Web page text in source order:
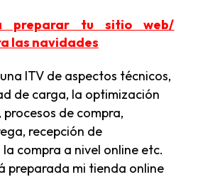
preparar tu sitio web/
las navidades
ITV de aspectos técnicos,
de carga, la optimización
de compra,
recepción de
compra a nivel online etc.
preparada mi tienda online